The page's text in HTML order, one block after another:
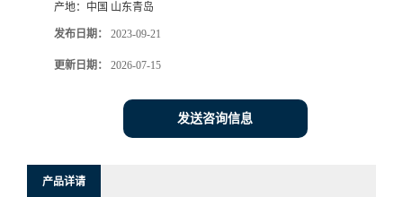
产地： 中国 山东青岛
发布日期： 2023-09-21
更新日期： 2026-07-15
发送咨询信息
产品详请